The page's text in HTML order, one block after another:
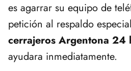
es agarrar su equipo de
petición al respaldo
cerrajeros Argentona 24
ayudara inmediatamente.